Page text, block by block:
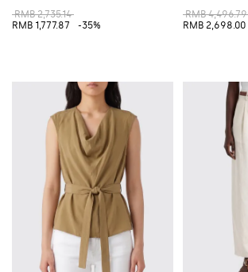
RMB 2,735.14
RMB 1,777.87
-35%
RMB 4,496.79
RMB 2,698.00